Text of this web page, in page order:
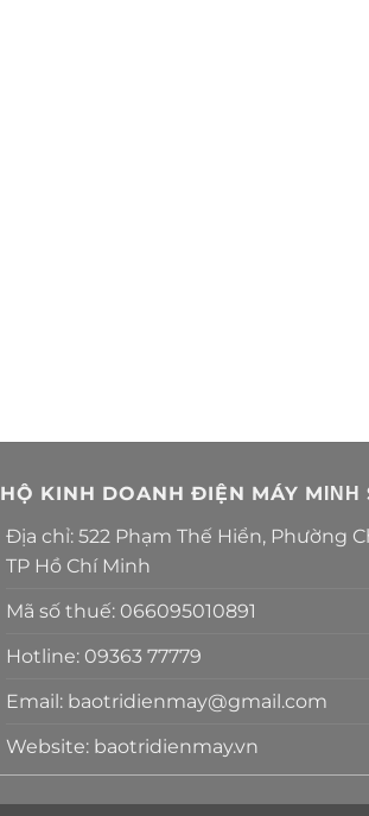
HỘ KINH DOANH ĐIỆN MÁY MΙΝΗ
Địa chỉ: 522 Phạm Thế Hiển, Phường
TP Hồ Chí Minh
Mã số thuế: 066095010891
Hotline: 09363 77779
Email: baotridienmay@gmail.com
Website: baotridienmay.vn